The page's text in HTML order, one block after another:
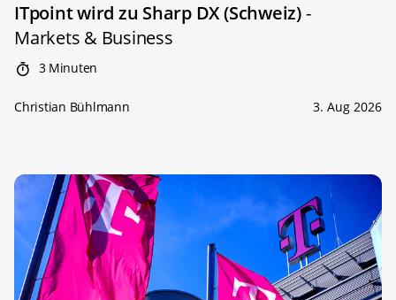
ITpoint wird zu Sharp DX (Schweiz)-
Markets & Business
3 Minuten
Christian Bühlmann 3. Aug 2026